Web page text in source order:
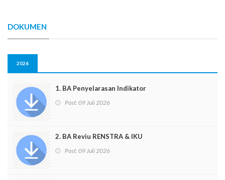
DOKUMEN
2026
1. BA Penyelarasan Indikator
Post:09 Juli 2026
2. BA Reviu RENSTRA & IKU
Post:09 Juli 2026